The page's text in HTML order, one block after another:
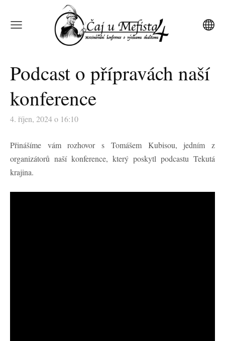
Podcast o přípravách naší
konference
4. říjen, 2024 o 16:10
Přinášíme vám rozhovor s Tomášem Kubisou, jedním z
organizátorů naší konference, který poskytl podcastu Tekutá
krajina.